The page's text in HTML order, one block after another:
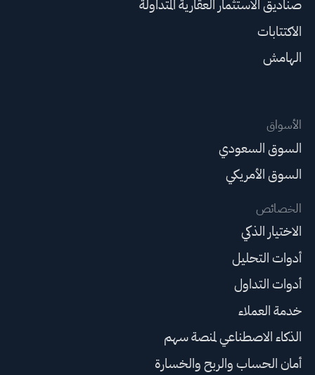
صناديق الاستثمار العقارية المتداولة
الاكتتابات
الهامش
الأسواق
السوق السعودي
السوق الأمريكي
الخصائص
الاختيار الذكي
أدوات التحليل
أدوات التداول
خدمة العملاء
الذكاء الاصطناعي لمنصة سهم
أمان الحساب والربح والخسارة